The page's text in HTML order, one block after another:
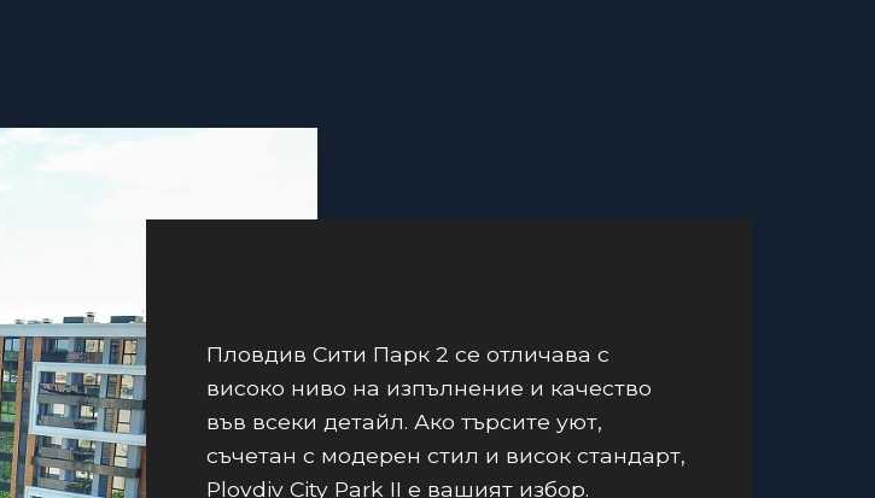
Пловдив Сити Парк 2 се отличава с
високо ниво на изпълнение и качество
във всеки детайл. Ако търсите уют,
съчетан с модерен стил и висок стандарт,
Plovdiv City Park II е вашият избор.